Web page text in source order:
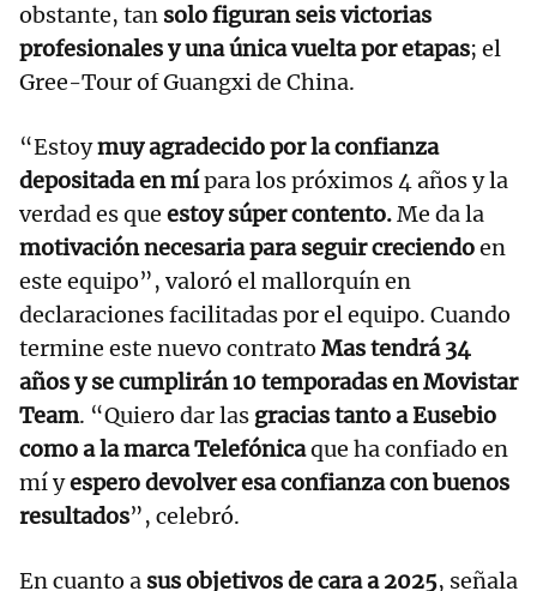
obstante, tan solo figuran seis victorias
profesionales y una única vuelta por etapas; el
Gree-Tour of Guangxi de China.
“Estoymuy agradecido por la confianza
depositada en mípara los próximos 4 años y la
verdad es que estoy súper contento.Me da la
motivación necesaria para seguir creciendoen
este equipo”, valoró el mallorquín en
declaraciones facilitadas por el equipo. Cuando
termine este nuevo contrato Mas tendrá 34
años y se cumplirán 10 temporadas en Movistar
Team. “Quiero dar las gracias tanto a Eusebio
como a la marca Telefónicaque ha confiado en
mí yespero devolver esa confianza con buenos
resultados”, celebró.
En cuanto a sus objetivos de cara a 2025, señala